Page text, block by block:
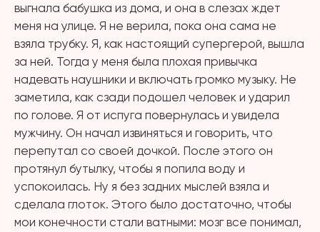
выгнала бабушка из дома, и она в слезах ждет
меня на улице. Я не верила, пока она сама не
взяла трубку. Я, как настоящий супергерой, вышла
за ней. Тогда у меня была плохая привычка
надевать наушники и включать громко музыку. Не
заметила, как сзади подошел человек и ударил
по голове. Я от испуга повернулась и увидела
мужчину. Он начал извиняться и говорить, что
перепутал со своей дочкой. После этого он
протянул бутылку, чтобы я попила воду и
успокоилась. Ну я без задних мыслей взяла и
сделала глоток. Этого было достаточно, чтобы
мои конечности стали ватными: мозг все понимал,